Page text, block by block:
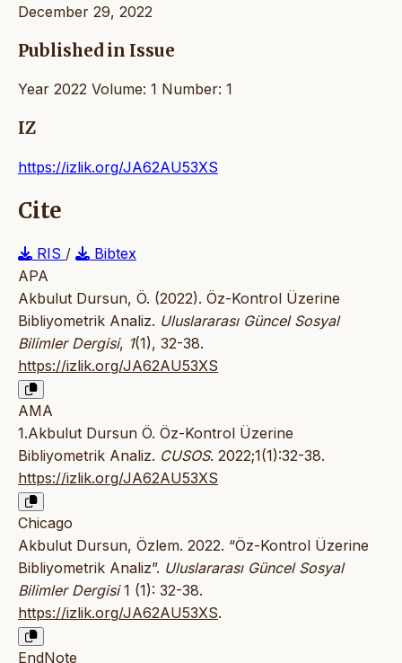
December 29, 2022
Published in Issue
Year 2022 Volume: 1 Number: 1
IZ
https://izlik.org/JA62AU53XS
Cite
RIS /
Bibtex
APA
Akbulut Dursun, Ö. (2022). Öz-Kontrol Üzerine
Bibliyometrik Analiz. Uluslararası Güncel Sosyal
Bilimler Dergisi, 1(1), 32-38.
https://izlik.org/JA62AU53XS
AMA
1.Akbulut Dursun Ö. Öz-Kontrol Üzerine
Bibliyometrik Analiz. CUSOS. 2022;1(1):32-38.
https://izlik.org/JA62AU53XS
Chicago
Akbulut Dursun, Özlem. 2022. “Öz-Kontrol Üzerine
Bibliyometrik Analiz”. Uluslararası Güncel Sosyal
Bilimler Dergisi1 (1): 32-38.
https://izlik.org/JA62AU53XS.
EndNote